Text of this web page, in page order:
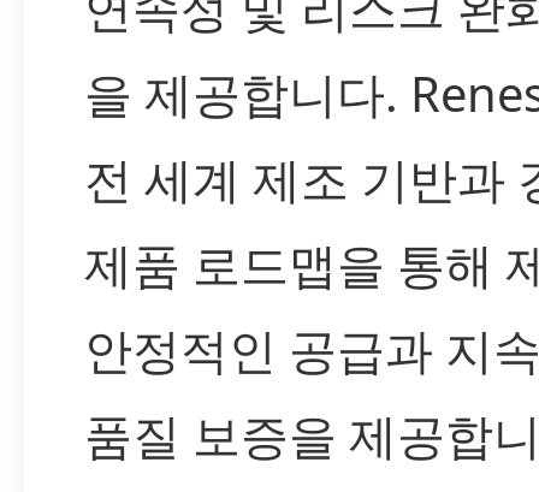
을 제공합니다.
전 세계 제조 기반과
제품 로드맵을 통해
안정적인 공급과 지
품질 보증을 제공합